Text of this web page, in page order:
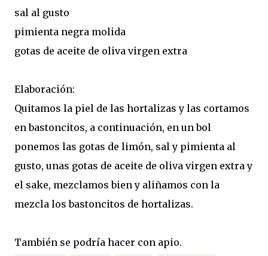
sal al gusto
pimienta negra molida
gotas de aceite de oliva virgen extra
Elaboración:
Quitamos la piel de las hortalizas y las cortamos
en bastoncitos, a continuación, en un bol
ponemos las gotas de limón, sal y pimienta al
gusto, unas gotas de aceite de oliva virgen extra y
el sake, mezclamos bien y aliñamos con la
mezcla los bastoncitos de hortalizas.
También se podría hacer con apio.